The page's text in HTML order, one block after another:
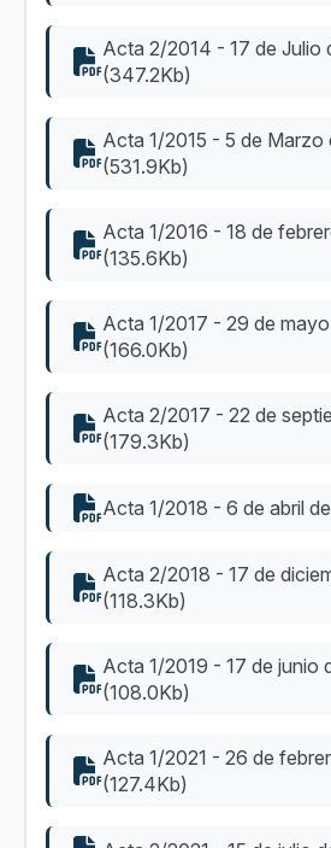
Acta 2/2014 - 17 de Julio
(347.2Kb)
Acta 1/2015 - 5 de Marzo
(531.9Kb)
Acta 1/2016 - 18 de
(135.6Kb)
Acta 1/2017 - 29 de
(166.0Kb)
Acta 2/2017 - 22 de
(179.3Kb)
Acta 1/2018 - 6 de abril
Acta 2/2018 - 17 de
(118.3Kb)
Acta 1/2019 - 17 de junio
(108.0Kb)
Acta 1/2021 - 26 de
(127.4Kb)